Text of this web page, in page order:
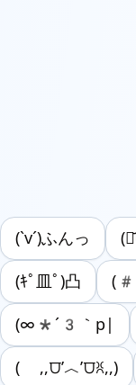
(`v´)ふんっ (
(ｷﾟ皿ﾟ)凸 (#
(∞*´3｀p|
( ,,⩌’︿’⩌ꐦ,,)